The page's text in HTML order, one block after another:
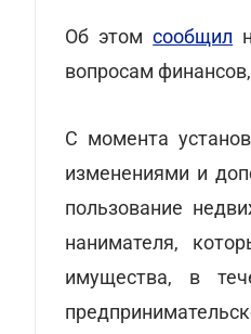
Об этомсообщил
вопросам
С момента
изменениями и
пользование
нанимателя,
имущества, в